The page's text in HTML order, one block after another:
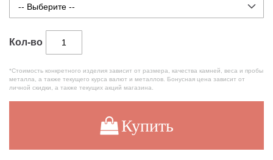
Кол-во
*Стоимость конкретного изделия зависит от размера, качества камней, веса и пробы
металла, а также текущего курса валют и металлов. Бонусная цена зависит от
личной скидки, а также текущих акций магазина.
Купить